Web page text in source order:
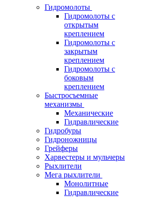
Гидромолоты
Гидромолоты с
открытым
креплением
Гидромолоты с
закрытым
креплением
Гидромолоты с
боковым
креплением
Быстросъемные
механизмы
Механические
Гидравлические
Гидробуры
Гидроножницы
Грейферы
Харвестеры и мульчеры
Рыхлители
Мега рыхлители
Монолитные
Гидравлические